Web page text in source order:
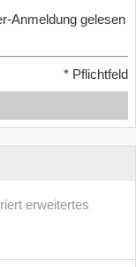
Anmeldung gelesen
* Pflichtfeld
erweitertes